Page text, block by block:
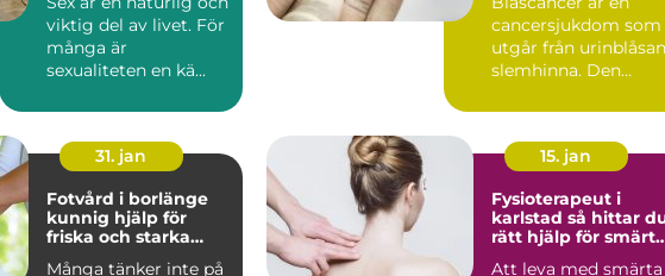
viktig del av livet. För
många är
sexualiteten en kä...
cancersjukdom som
utgår från
slemhinna. Den
person...
31. jan
Fotvård i borlänge
kunnig hjälp för
friska och starka
Många tänker inte på
15. jan
Fysioterapeut i
karlstad så hittar du
rätt hjälp för smärta
Att leva med smärta